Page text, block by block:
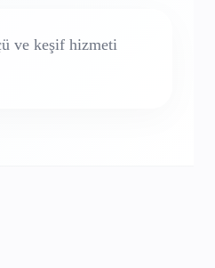
ve keşif hizmeti